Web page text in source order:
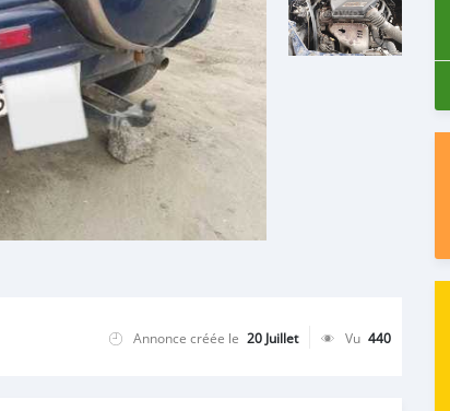
Annonce créée le 20 Juillet Vu 440